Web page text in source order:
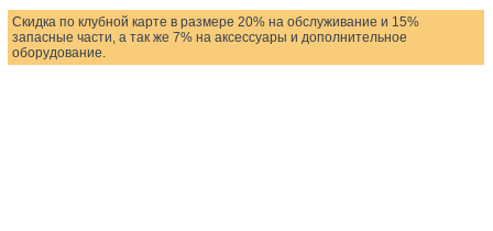
Скидка по клубной карте в размере 20% на обслуживание и 15%
запасные части, а так же 7% на аксессуары и дополнительное
оборудование.